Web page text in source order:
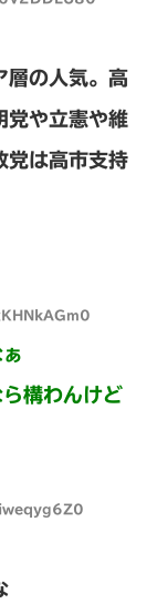
層の人気。高
党や立憲や維
党は高市支持
構わんけど